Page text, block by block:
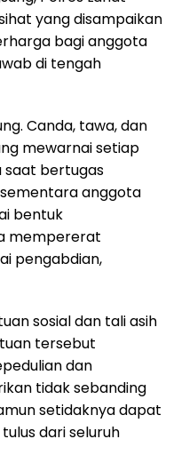
yang disampaikan
bagi anggota
di tengah
Canda, tawa, dan
mewarnai setiap
saat bertugas
anggota
bentuk
mempererat
pengabdian,
sosial dan tali asih
tersebut
dan
tidak sebanding
setidaknya dapat
dari seluruh